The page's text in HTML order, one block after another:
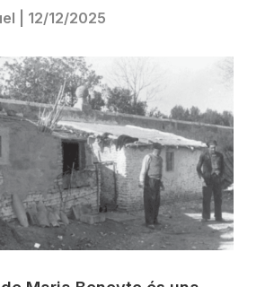
12/12/2025